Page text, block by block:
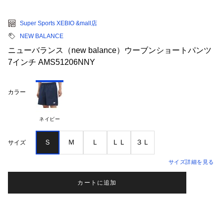
Super Sports XEBIO &mall店
NEW BALANCE
ニューバランス（new balance）ウーブンショートパンツ
7インチ AMS51206NNY
カラー
ネイビー
サイズ Ｓ Ｍ Ｌ ＬＬ ３Ｌ
サイズ詳細を見る
カートに追加